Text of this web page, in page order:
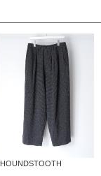
HOUNDSTOOTH